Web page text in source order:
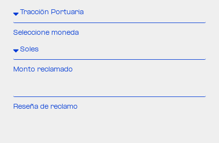
Seleccione moneda
Monto reclamado
Reseña de reclamo